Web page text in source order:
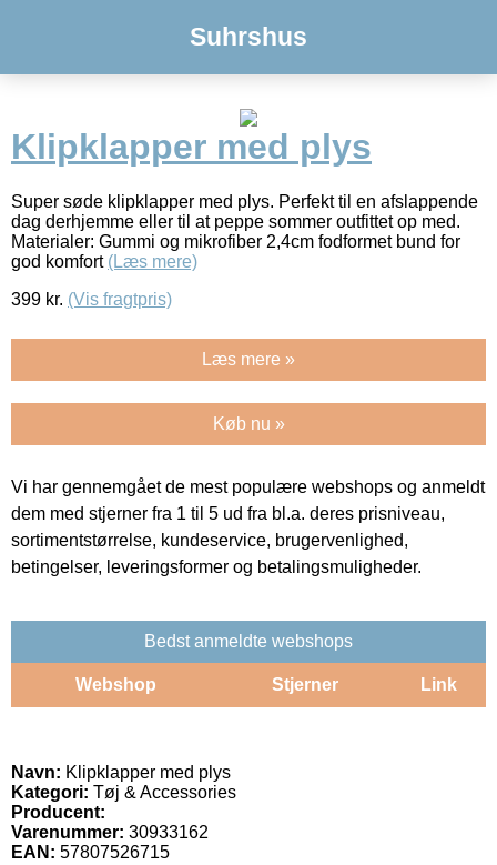
Suhrshus
Klipklapper med plys
Super søde klipklapper med plys. Perfekt til en afslappende
dag derhjemme eller til at peppe sommer outfittet op med.
Materialer: Gummi og mikrofiber 2,4cm fodformet bund for
god komfort (Læs mere)
399 kr. (Vis fragtpris)
Læs mere »
Køb nu »
Vi har gennemgået de mest populære webshops og anmeldt
dem med stjerner fra 1 til 5 ud fra bl.a. deres prisniveau,
sortimentstørrelse, kundeservice, brugervenlighed,
betingelser, leveringsformer og betalingsmuligheder.
Bedst anmeldte webshops
Webshop Stjerner Link
Navn: Klipklapper med plys
Kategori: Tøj & Accessories
Producent:
Varenummer: 30933162
EAN: 57807526715